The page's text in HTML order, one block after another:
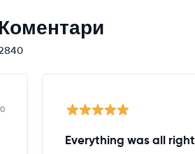
Everything was all right